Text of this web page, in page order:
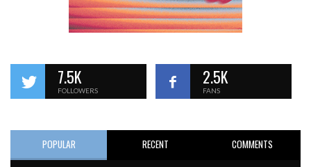
7.5K
FOLLOWERS
2.5K
FANS
POPULAR RECENT COMMENTS